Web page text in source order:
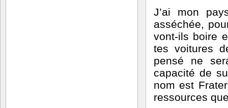
J’ai mon
asséchée,
vont-ils boire
tes voitures
pensé ne
capacité de
nom est
ressources